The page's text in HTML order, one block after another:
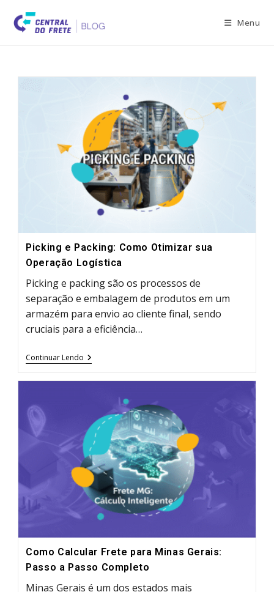
content
Menu
Picking e Packing: Como Otimizar sua
Operação Logística
Picking e packing são os processos de
separação e embalagem de produtos em um
armazém para envio ao cliente final, sendo
cruciais para a eficiência…
Continuar Lendo Picking
E
Operação
Logística
Como Calcular Frete para Minas Gerais:
Passo a Passo Completo
Minas Gerais é um dos estados mais